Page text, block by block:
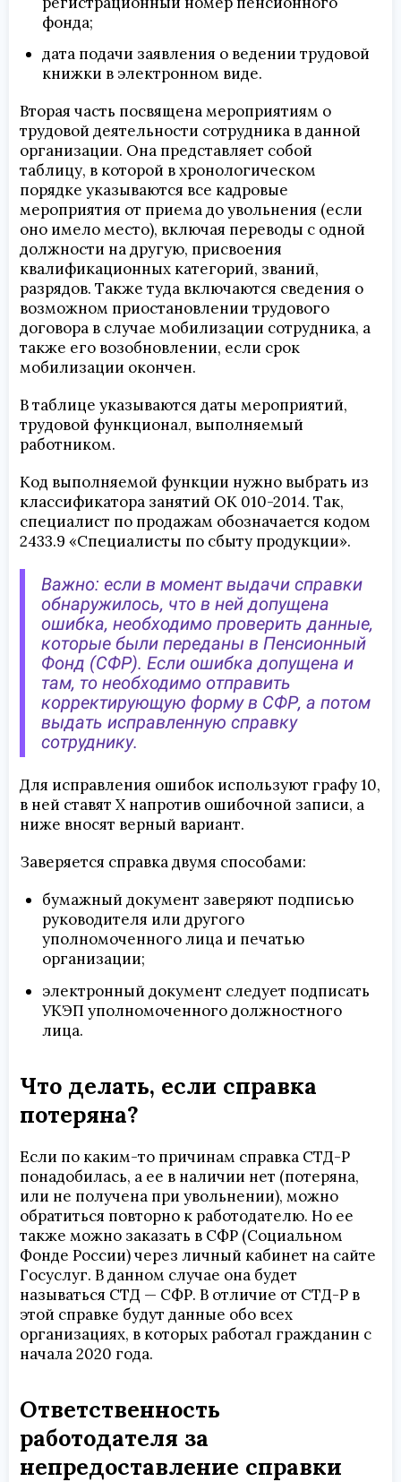
фонда;
дата подачи заявления о ведении трудовой
книжки в электронном виде.
Вторая часть посвящена мероприятиям о
трудовой деятельности сотрудника в данной
организации. Она представляет собой
таблицу, в которой в хронологическом
порядке указываются все кадровые
мероприятия от приема до увольнения (если
оно имело место), включая переводы с одной
должности на другую, присвоения
квалификационных категорий, званий,
разрядов. Также туда включаются сведения о
возможном приостановлении трудового
договора в случае мобилизации сотрудника, а
также его возобновлении, если срок
мобилизации окончен.
В таблице указываются даты мероприятий,
трудовой функционал, выполняемый
работником.
Код выполняемой функции нужно выбрать из
классификатора занятий ОК 010-2014. Так,
специалист по продажам обозначается кодом
2433.9 «Специалисты по сбыту продукции».
Важно: если в момент выдачи справки
обнаружилось, что в ней допущена
ошибка, необходимо проверить данные,
которые были переданы в Пенсионный
Фонд (СФР). Если ошибка допущена и
там, то необходимо отправить
корректирующую форму в СФР, а потом
выдать исправленную справку
сотруднику.
Для исправления ошибок используют графу 10,
в ней ставят Х напротив ошибочной записи, а
ниже вносят верный вариант.
Заверяется справка двумя способами:
бумажный документ заверяют подписью
руководителя или другого
уполномоченного лица и печатью
организации;
электронный документ следует подписать
УКЭП уполномоченного должностного
лица.
Что делать, если справка
потеряна?
Если по каким-то причинам справка СТД-Р
понадобилась, а ее в наличии нет (потеряна,
или не получена при увольнении), можно
обратиться повторно к работодателю. Но ее
также можно заказать в СФР (Социальном
Фонде России) через личный кабинет на сайте
Госуслуг. В данном случае она будет
называться СТД — СФР. В отличие от СТД-Р в
этой справке будут данные обо всех
организациях, в которых работал гражданин с
начала 2020 года.
Ответственность
работодателя за
непредоставление справки